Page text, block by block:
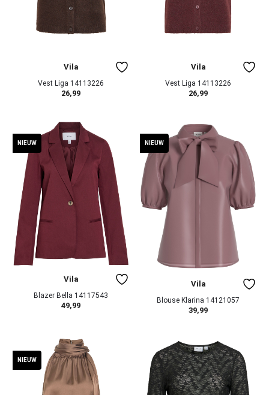
Vila
Vest Liga 14113226
26,99
Vila
Vest Liga 14113226
26,99
NIEUW
Vila
Blazer Bella 14117543
49,99
NIEUW
Vila
Blouse Klarina 14121057
39,99
NIEUW